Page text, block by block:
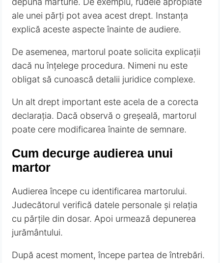
ale unei părți pot avea acest drept. Instanța
explică aceste aspecte înainte de audiere.
De asemenea, martorul poate solicita explicații
dacă nu înțelege procedura. Nimeni nu este
obligat să cunoască detalii juridice complexe.
Un alt drept important este acela de a corecta
declarația. Dacă observă o greșeală, martorul
poate cere modificarea înainte de semnare.
Cum decurge audierea unui
martor
Audierea începe cu identificarea martorului.
Judecătorul verifică datele personale și relația
cu părțile din dosar. Apoi urmează depunerea
jurământului.
După acest moment, începe partea de întrebări.